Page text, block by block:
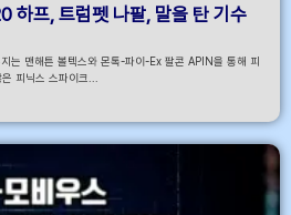
프, 트럼펫 나팔, 말을 탄 기수
는 맨해튼 볼텍스와 몬톡-파이-Ex 팔콘 APIN을 통해 피
피닉스 스파이크...